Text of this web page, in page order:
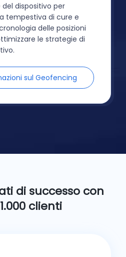
dispositivo per
tempestiva di cure e
delle posizioni
le strategie di
sul Geofencing
di successo con
clienti